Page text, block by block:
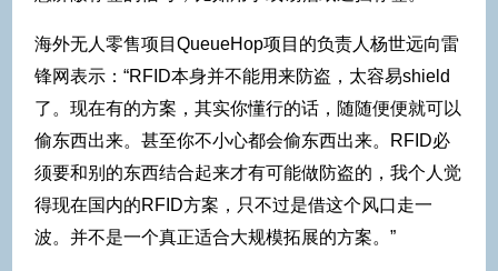
海外无人零售项目QueueHop项目的负责人杨世远向雷
锋网表示：“RFID本身并不能用来防盗，太容易shield
了。现在有的方案，其实你懂行的话，随随便便就可以
偷东西出来。甚至你不小心都会偷东西出来。RFID必
须要和别的东西结合起来才有可能做防盗的，我个人觉
得现在国内的RFID方案，只不过是借这个风口走一
波。并不是一个真正适合大规模拓展的方案。”